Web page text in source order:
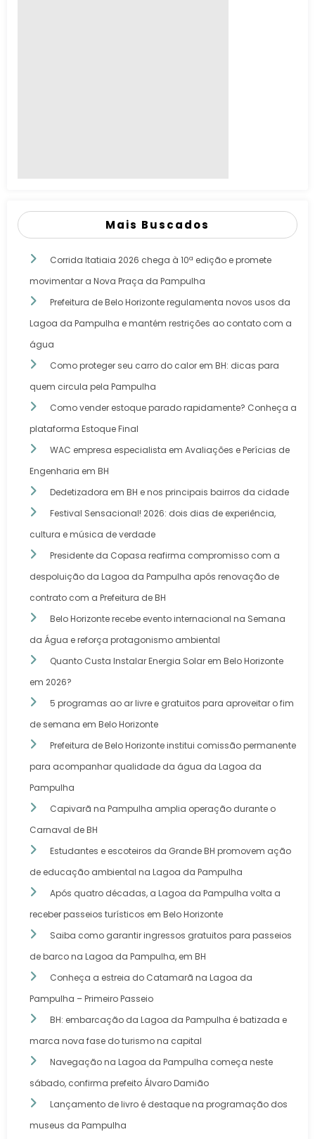
Mais Buscados
Corrida Itatiaia 2026 chega à 10ª edição e promete
movimentar a Nova Praça da Pampulha
Prefeitura de Belo Horizonte regulamenta novos usos da
Lagoa da Pampulha e mantém restrições ao contato com a
água
Como proteger seu carro do calor em BH: dicas para
quem circula pela Pampulha
Como vender estoque parado rapidamente? Conheça a
plataforma Estoque Final
WAC empresa especialista em Avaliações e Perícias de
Engenharia em BH
Dedetizadora em BH e nos principais bairros da cidade
Festival Sensacional! 2026: dois dias de experiência,
cultura e música de verdade
Presidente da Copasa reafirma compromisso com a
despoluição da Lagoa da Pampulha após renovação de
contrato com a Prefeitura de BH
Belo Horizonte recebe evento internacional na Semana
da Água e reforça protagonismo ambiental
Quanto Custa Instalar Energia Solar em Belo Horizonte
em 2026?
5 programas ao ar livre e gratuitos para aproveitar o fim
de semana em Belo Horizonte
Prefeitura de Belo Horizonte institui comissão permanente
para acompanhar qualidade da água da Lagoa da
Pampulha
Capivarã na Pampulha amplia operação durante o
Carnaval de BH
Estudantes e escoteiros da Grande BH promovem ação
de educação ambiental na Lagoa da Pampulha
Após quatro décadas, a Lagoa da Pampulha volta a
receber passeios turísticos em Belo Horizonte
Saiba como garantir ingressos gratuitos para passeios
de barco na Lagoa da Pampulha, em BH
Conheça a estreia do Catamarã na Lagoa da
Pampulha – Primeiro Passeio
BH: embarcação da Lagoa da Pampulha é batizada e
marca nova fase do turismo na capital
Navegação na Lagoa da Pampulha começa neste
sábado, confirma prefeito Álvaro Damião
Lançamento de livro é destaque na programação dos
museus da Pampulha